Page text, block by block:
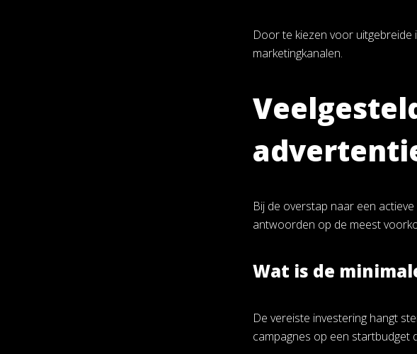
Door te kiezen voor
marketingkanalen.
Bij de overstap naar een
antwoorden op de meest
Wat is de
De vereiste investering hangt
campagnes op een startbudget